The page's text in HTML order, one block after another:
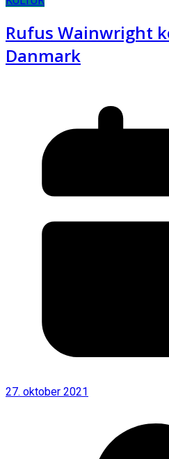
Rufus Wainwright
Danmark
27. oktober 2021